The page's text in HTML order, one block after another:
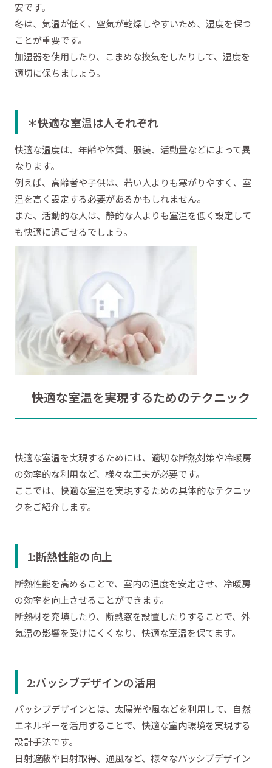
安です。
冬は、気温が低く、空気が乾燥しやすいため、湿度を保つ
ことが重要です。
加湿器を使用したり、こまめな換気をしたりして、湿度を
適切に保ちましょう。
＊快適な室温は人それぞれ
快適な温度は、年齢や体質、服装、活動量などによって異
なります。
例えば、高齢者や子供は、若い人よりも寒がりやすく、室
温を高く設定する必要があるかもしれません。
また、活動的な人は、静的な人よりも室温を低く設定して
も快適に過ごせるでしょう。
□快適な室温を実現するためのテクニック
快適な室温を実現するためには、適切な断熱対策や冷暖房
の効率的な利用など、様々な工夫が必要です。
ここでは、快適な室温を実現するための具体的なテクニッ
クをご紹介します。
1:断熱性能の向上
断熱性能を高めることで、室内の温度を安定させ、冷暖房
の効率を向上させることができます。
断熱材を充填したり、断熱窓を設置したりすることで、外
気温の影響を受けにくくなり、快適な室温を保てます。
2:パッシブデザインの活用
パッシブデザインとは、太陽光や風などを利用して、自然
エネルギーを活用することで、快適な室内環境を実現する
設計手法です。
日射遮蔽や日射取得、通風など、様々なパッシブデザイン